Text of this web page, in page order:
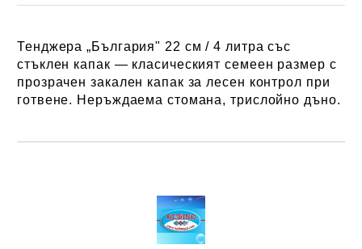
Тенджера „България" 22 см / 4 литра със
стъклен капак — класическият семеен размер с
прозрачен закален капак за лесен контрол при
готвене. Неръждаема стомана, трислойно дъно.